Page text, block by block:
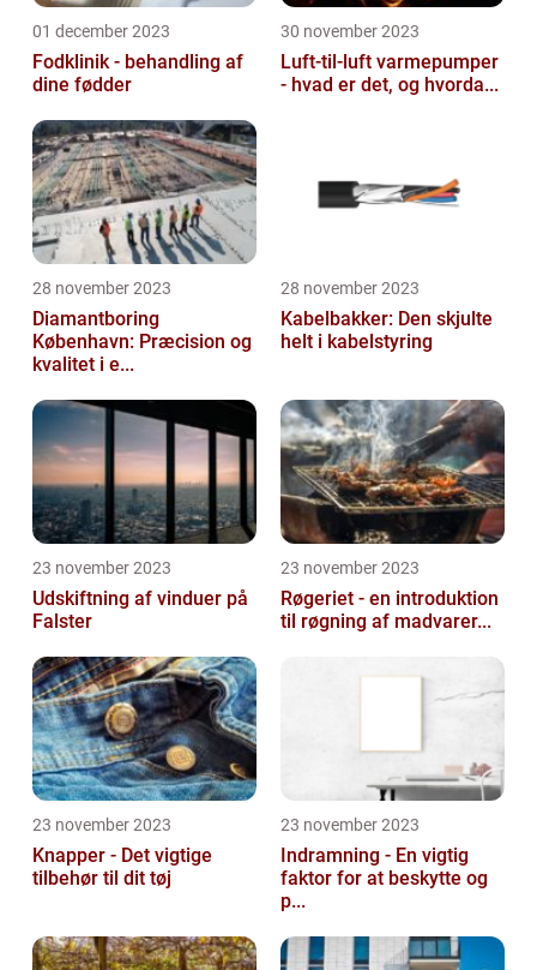
01 december 2023
Fodklinik - behandling af
dine fødder
30 november 2023
Luft-til-luft varmepumper
- hvad er det, og hvorda...
28 november 2023
Diamantboring
København: Præcision og
kvalitet i e...
28 november 2023
Kabelbakker: Den skjulte
helt i kabelstyring
23 november 2023
Udskiftning af vinduer på
Falster
23 november 2023
Røgeriet - en introduktion
til røgning af madvarer...
23 november 2023
Knapper - Det vigtige
tilbehør til dit tøj
23 november 2023
Indramning - En vigtig
faktor for at beskytte og
p...